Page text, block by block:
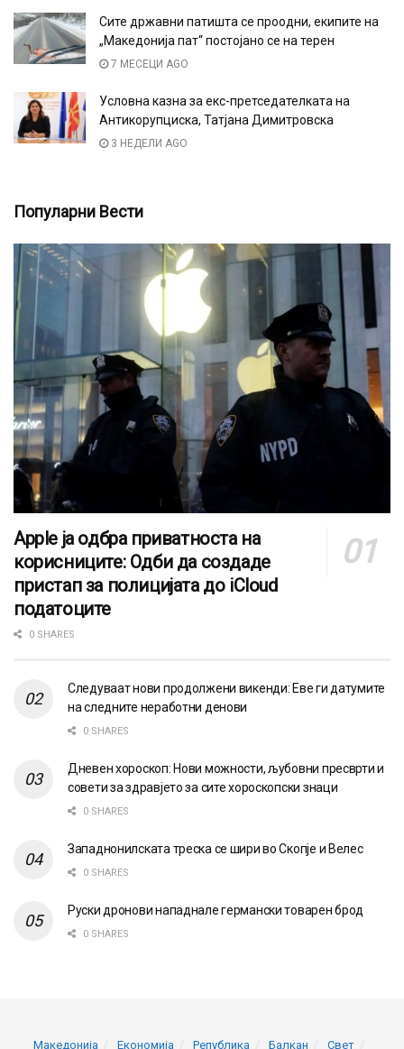
Сите државни патишта се проодни, екипите на
„Македонија пат“ постојано се на терен
7 МЕСЕЦИ AGO
Условна казна за екс-претседателката на
Антикорупциска, Татјана Димитровска
3 НЕДЕЛИ AGO
Популарни Вести
Apple ја одбра приватноста на
корисниците: Одби да создаде
пристап за полицијата до iCloud
податоците
0 SHARES
Следуваат нови продолжени викенди: Еве ги датумите
на следните неработни денови
0 SHARES
Дневен хороскоп: Нови можности, љубовни пресврти и
совети за здравјето за сите хороскопски знаци
0 SHARES
Западнонилската треска се шири во Скопје и Велес
0 SHARES
Руски дронови нападнале германски товарен брод
0 SHARES
Македонија Економија Република Балкан Свет